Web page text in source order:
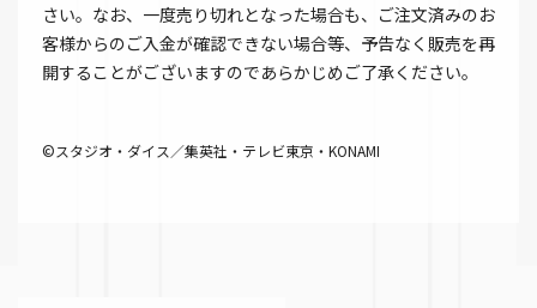
さい。なお、一度売り切れとなった場合も、ご注文済みのお
客様からのご入金が確認できない場合等、予告なく販売を再
開することがございますのであらかじめご了承ください。
©スタジオ・ダイス／集英社・テレビ東京・KONAMI